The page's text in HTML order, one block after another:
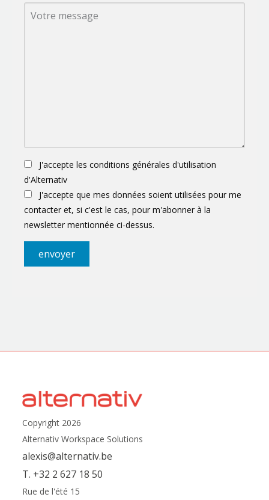
J'accepte les conditions générales d'utilisation
d'Alternativ
J'accepte que mes données soient utilisées pour me
contacter et, si c'est le cas, pour m'abonner à la
newsletter mentionnée ci-dessus.
Copyright 2026
Alternativ Workspace Solutions
alexis@alternativ.be
T. +32 2 627 18 50
Rue de l'été 15